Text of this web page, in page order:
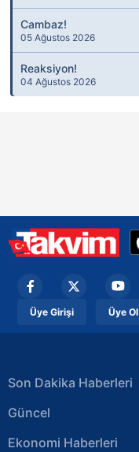
Cambaz!
05 Ağustos 2026
Reaksiyon!
04 Ağustos 2026
Üye Girişi Üye Ol
Son Dakika Haberleri
Güncel
Ekonomi Haberleri